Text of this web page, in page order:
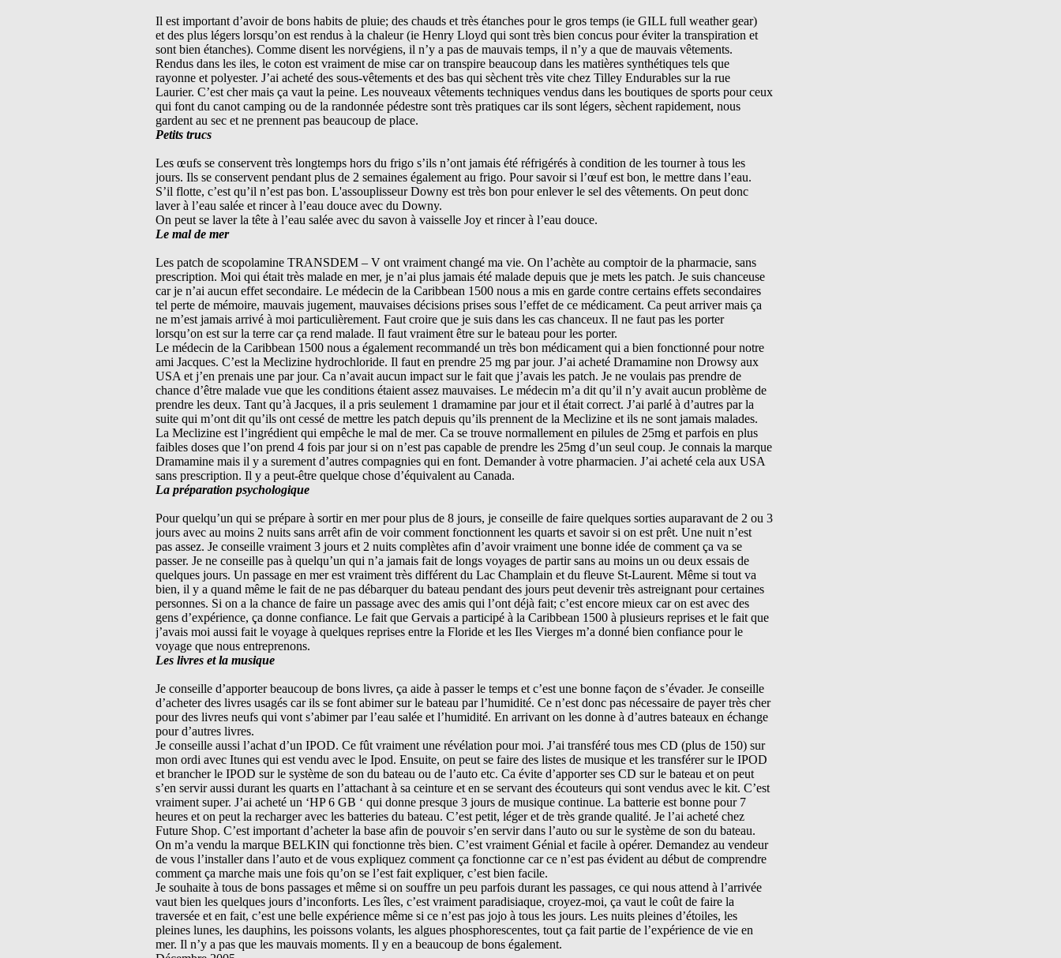
Il est important d’avoir de bons habits de pluie; des chauds et très étanches pour le gros temps (ie GILL full weather gear)
et des plus légers lorsqu’on est rendus à la chaleur (ie Henry Lloyd qui sont très bien concus pour éviter la transpiration et
sont bien étanches). Comme disent les norvégiens, il n’y a pas de mauvais temps, il n’y a que de mauvais vêtements.
Rendus dans les iles, le coton est vraiment de mise car on transpire beaucoup dans les matières synthétiques tels que
rayonne et polyester. J’ai acheté des sous-vêtements et des bas qui sèchent très vite chez Tilley Endurables sur la rue
Laurier. C’est cher mais ça vaut la peine. Les nouveaux vêtements techniques vendus dans les boutiques de sports pour ceux
qui font du canot camping ou de la randonnée pédestre sont très pratiques car ils sont légers, sèchent rapidement, nous
gardent au sec et ne prennent pas beaucoup de place.
Petits trucs
Les œufs se conservent très longtemps hors du frigo s’ils n’ont jamais été réfrigérés à condition de les tourner à tous les
jours. Ils se conservent pendant plus de 2 semaines également au frigo. Pour savoir si l’œuf est bon, le mettre dans l’eau.
S’il flotte, c’est qu’il n’est pas bon. L'assouplisseur Downy est très bon pour enlever le sel des vêtements. On peut donc
laver à l’eau salée et rincer à l’eau douce avec du Downy.
On peut se laver la tête à l’eau salée avec du savon à vaisselle Joy et rincer à l’eau douce.
Le mal de mer
Les patch de scopolamine TRANSDEM – V ont vraiment changé ma vie. On l’achète au comptoir de la pharmacie, sans
prescription. Moi qui était très malade en mer, je n’ai plus jamais été malade depuis que je mets les patch. Je suis chanceuse
car je n’ai aucun effet secondaire. Le médecin de la Caribbean 1500 nous a mis en garde contre certains effets secondaires
tel perte de mémoire, mauvais jugement, mauvaises décisions prises sous l’effet de ce médicament. Ca peut arriver mais ça
ne m’est jamais arrivé à moi particulièrement. Faut croire que je suis dans les cas chanceux. Il ne faut pas les porter
lorsqu’on est sur la terre car ça rend malade. Il faut vraiment être sur le bateau pour les porter.
Le médecin de la Caribbean 1500 nous a également recommandé un très bon médicament qui a bien fonctionné pour notre
ami Jacques. C’est la Meclizine hydrochloride. Il faut en prendre 25 mg par jour. J’ai acheté Dramamine non Drowsy aux
USA et j’en prenais une par jour. Ca n’avait aucun impact sur le fait que j’avais les patch. Je ne voulais pas prendre de
chance d’être malade vue que les conditions étaient assez mauvaises. Le médecin m’a dit qu’il n’y avait aucun problème de
prendre les deux. Tant qu’à Jacques, il a pris seulement 1 dramamine par jour et il était correct. J’ai parlé à d’autres par la
suite qui m’ont dit qu’ils ont cessé de mettre les patch depuis qu’ils prennent de la Meclizine et ils ne sont jamais malades.
La Meclizine est l’ingrédient qui empêche le mal de mer. Ca se trouve normallement en pilules de 25mg et parfois en plus
faibles doses que l’on prend 4 fois par jour si on n’est pas capable de prendre les 25mg d’un seul coup. Je connais la marque
Dramamine mais il y a surement d’autres compagnies qui en font. Demander à votre pharmacien. J’ai acheté cela aux USA
sans prescription. Il y a peut-être quelque chose d’équivalent au Canada.
La préparation psychologique
Pour quelqu’un qui se prépare à sortir en mer pour plus de 8 jours, je conseille de faire quelques sorties auparavant de 2 ou 3
jours avec au moins 2 nuits sans arrêt afin de voir comment fonctionnent les quarts et savoir si on est prêt. Une nuit n’est
pas assez. Je conseille vraiment 3 jours et 2 nuits complètes afin d’avoir vraiment une bonne idée de comment ça va se
passer. Je ne conseille pas à quelqu’un qui n’a jamais fait de longs voyages de partir sans au moins un ou deux essais de
quelques jours. Un passage en mer est vraiment très différent du Lac Champlain et du fleuve St-Laurent. Même si tout va
bien, il y a quand même le fait de ne pas débarquer du bateau pendant des jours peut devenir très astreignant pour certaines
personnes. Si on a la chance de faire un passage avec des amis qui l’ont déjà fait; c’est encore mieux car on est avec des
gens d’expérience, ça donne confiance. Le fait que Gervais a participé à la Caribbean 1500 à plusieurs reprises et le fait que
j’avais moi aussi fait le voyage à quelques reprises entre la Floride et les Iles Vierges m’a donné bien confiance pour le
voyage que nous entreprenons.
Les livres et la musique
Je conseille d’apporter beaucoup de bons livres, ça aide à passer le temps et c’est une bonne façon de s’évader. Je conseille
d’acheter des livres usagés car ils se font abimer sur le bateau par l’humidité. Ce n’est donc pas nécessaire de payer très cher
pour des livres neufs qui vont s’abimer par l’eau salée et l’humidité. En arrivant on les donne à d’autres bateaux en échange
pour d’autres livres.
Je conseille aussi l’achat d’un IPOD. Ce fût vraiment une révélation pour moi. J’ai transféré tous mes CD (plus de 150) sur
mon ordi avec Itunes qui est vendu avec le Ipod. Ensuite, on peut se faire des listes de musique et les transférer sur le IPOD
et brancher le IPOD sur le système de son du bateau ou de l’auto etc. Ca évite d’apporter ses CD sur le bateau et on peut
s’en servir aussi durant les quarts en l’attachant à sa ceinture et en se servant des écouteurs qui sont vendus avec le kit. C’est
vraiment super. J’ai acheté un ‘HP 6 GB ‘ qui donne presque 3 jours de musique continue. La batterie est bonne pour 7
heures et on peut la recharger avec les batteries du bateau. C’est petit, léger et de très grande qualité. Je l’ai acheté chez
Future Shop. C’est important d’acheter la base afin de pouvoir s’en servir dans l’auto ou sur le système de son du bateau.
On m’a vendu la marque BELKIN qui fonctionne très bien. C’est vraiment Génial et facile à opérer. Demandez au vendeur
de vous l’installer dans l’auto et de vous expliquez comment ça fonctionne car ce n’est pas évident au début de comprendre
comment ça marche mais une fois qu’on se l’est fait expliquer, c’est bien facile.
Je souhaite à tous de bons passages et même si on souffre un peu parfois durant les passages, ce qui nous attend à l’arrivée
vaut bien les quelques jours d’inconforts. Les îles, c’est vraiment paradisiaque, croyez-moi, ça vaut le coût de faire la
traversée et en fait, c’est une belle expérience même si ce n’est pas jojo à tous les jours. Les nuits pleines d’étoiles, les
pleines lunes, les dauphins, les poissons volants, les algues phosphorescentes, tout ça fait partie de l’expérience de vie en
mer. Il n’y a pas que les mauvais moments. Il y en a beaucoup de bons également.